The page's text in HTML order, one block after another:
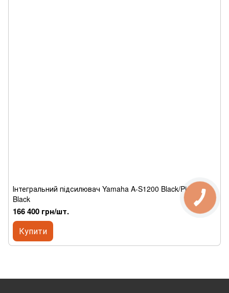
Інтегральний підсилювач Yamaha A-S1200 Black/Piano
Black
166 400 грн/шт.
Купити